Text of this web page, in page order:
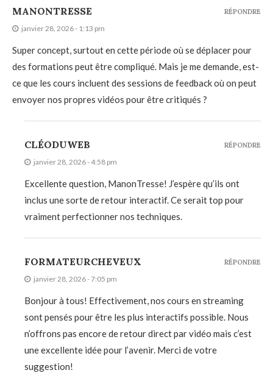
MANONTRESSE
janvier 28, 2026 - 1:13 pm
Super concept, surtout en cette période où se déplacer pour
des formations peut être compliqué. Mais je me demande, est-
ce que les cours incluent des sessions de feedback où on peut
envoyer nos propres vidéos pour être critiqués ?
RÉPONDRE
CLÉODUWEB
janvier 28, 2026 - 4:58 pm
Excellente question, ManonTresse! J’espère qu’ils ont
inclus une sorte de retour interactif. Ce serait top pour
vraiment perfectionner nos techniques.
RÉPONDRE
FORMATEURCHEVEUX
janvier 28, 2026 - 7:05 pm
Bonjour à tous! Effectivement, nos cours en streaming
sont pensés pour être les plus interactifs possible. Nous
n’offrons pas encore de retour direct par vidéo mais c’est
une excellente idée pour l’avenir. Merci de votre
suggestion!
RÉPONDRE